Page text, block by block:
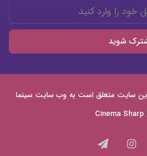
سایت متعلق است به وب سایت سینما
اینستاگرام